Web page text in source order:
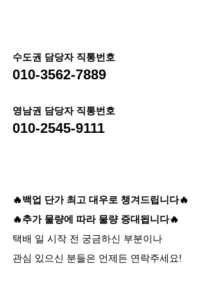
수도권 담당자 직통번호
010-3562-7889
영남권 담당자 직통번호
010-2545-9111
🔥백업 단가 최고 대우로 챙겨드립니다🔥
🔥추가 물량에 따라 물량 증대됩니다🔥
택배 일 시작 전 궁금하신 부분이나
관심 있으신 분들은 언제든 연락주세요!